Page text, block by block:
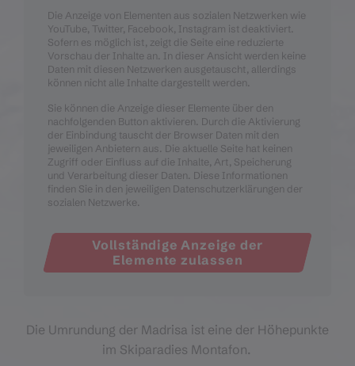
Die Anzeige von Elementen aus sozialen Netzwerken wie
YouTube, Twitter, Facebook, Instagram ist deaktiviert.
Sofern es möglich ist, zeigt die Seite eine reduzierte
Vorschau der Inhalte an. In dieser Ansicht werden keine
Daten mit diesen Netzwerken ausgetauscht, allerdings
können nicht alle Inhalte dargestellt werden.
Sie können die Anzeige dieser Elemente über den
nachfolgenden Button aktivieren. Durch die Aktivierung
der Einbindung tauscht der Browser Daten mit den
jeweiligen Anbietern aus. Die aktuelle Seite hat keinen
Zugriff oder Einfluss auf die Inhalte, Art, Speicherung
und Verarbeitung dieser Daten. Diese Informationen
finden Sie in den jeweiligen Datenschutzerklärungen der
sozialen Netzwerke.
Vollständige Anzeige der
Elemente zulassen
Die Umrundung der Madrisa ist eine der Höhepunkte
im Skiparadies Montafon.